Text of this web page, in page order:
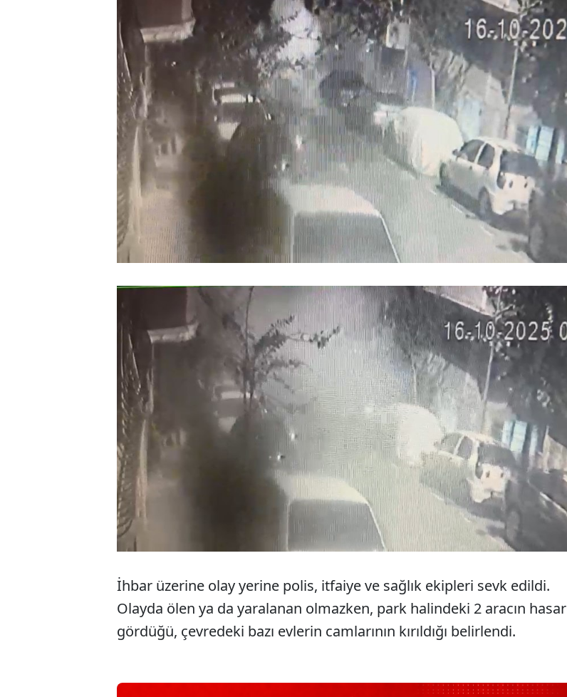
İhbar üzerine olay yerine polis, itfaiye ve sağlık ekipleri sevk edildi.
Olayda ölen ya da yaralanan olmazken, park halindeki 2 aracın hasar
gördüğü, çevredeki bazı evlerin camlarının kırıldığı belirlendi.